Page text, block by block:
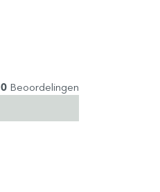
0Beoordelingen